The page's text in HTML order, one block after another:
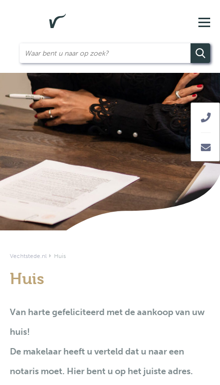
Vechtstede.nl Huis
Huis
Van harte gefeliciteerd met de aankoop van uw
huis!
De makelaar heeft u verteld dat u naar een
notaris moet. Hier bent u op het juiste adres.